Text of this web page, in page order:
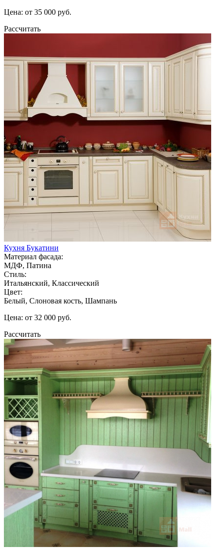
Цена: от 35 000 руб.
Рассчитать
Кухня Букатини
Материал фасада:
МДФ, Патина
Стиль:
Итальянский, Классический
Цвет:
Белый, Слоновая кость, Шампань
Цена: от 32 000 руб.
Рассчитать